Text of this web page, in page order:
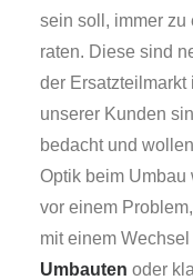
sein soll, immer zu
raten. Diese sind
der
unserer Kunden
bedacht und
Optik beim Umbau
vor einem
mit einem
Umbauten oder